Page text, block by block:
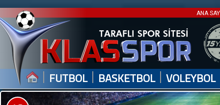
ANA
| FUTBOL | BASKETBOL | VOLEYBOL